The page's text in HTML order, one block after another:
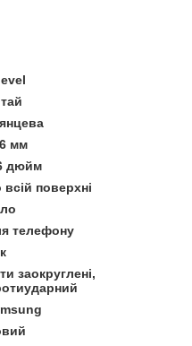
мм
дюйм
всій поверхні
телефону
заокруглені,